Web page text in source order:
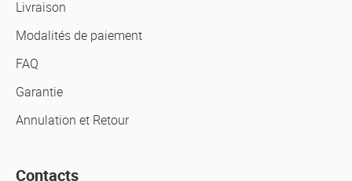
Livraison
Modalités de paiement
FAQ
Garantie
Annulation et Retour
Contacts